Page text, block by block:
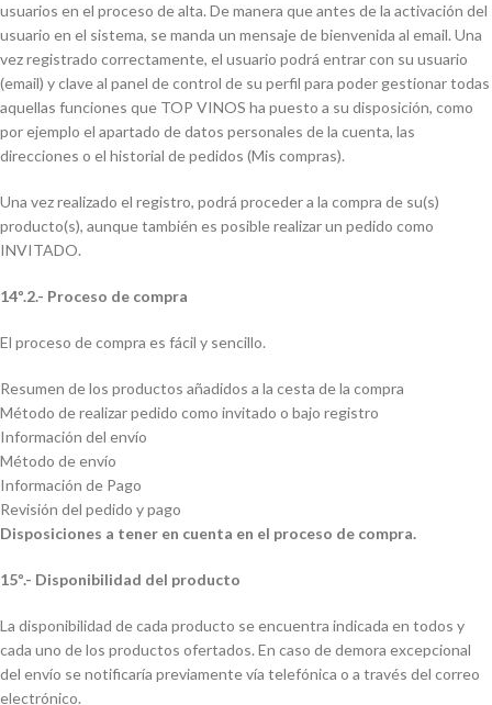
usuarios en el proceso de alta. De manera que antes de la activación del
usuario en el sistema, se manda un mensaje de bienvenida al email. Una
vez registrado correctamente, el usuario podrá entrar con su usuario
(email) y clave al panel de control de su perfil para poder gestionar todas
aquellas funciones que TOP VINOS ha puesto a su disposición, como
por ejemplo el apartado de datos personales de la cuenta, las
direcciones o el historial de pedidos (Mis compras).
Una vez realizado el registro, podrá proceder a la compra de su(s)
producto(s), aunque también es posible realizar un pedido como
INVITADO.
14º.2.- Proceso de compra
El proceso de compra es fácil y sencillo.
Resumen de los productos añadidos a la cesta de la compra
Método de realizar pedido como invitado o bajo registro
Información del envío
Método de envío
Información de Pago
Revisión del pedido y pago
Disposiciones a tener en cuenta en el proceso de compra.
15º.- Disponibilidad del producto
La disponibilidad de cada producto se encuentra indicada en todos y
cada uno de los productos ofertados. En caso de demora excepcional
del envío se notificaría previamente vía telefónica o a través del correo
electrónico.